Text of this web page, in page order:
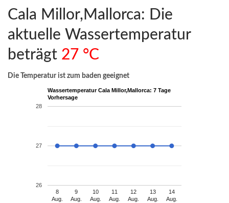
Cala Millor,Mallorca: Die
aktuelle Wassertemperatur
beträgt 27 °C
Die Temperatur ist zum baden geeignet
Wassertemperatur Cala Millor,Mallorca: 7 Tage
Vorhersage
8
Aug.
9
Aug.
10
Aug.
11
Aug.
12
Aug.
13
Aug.
14
Aug.
26
27
28